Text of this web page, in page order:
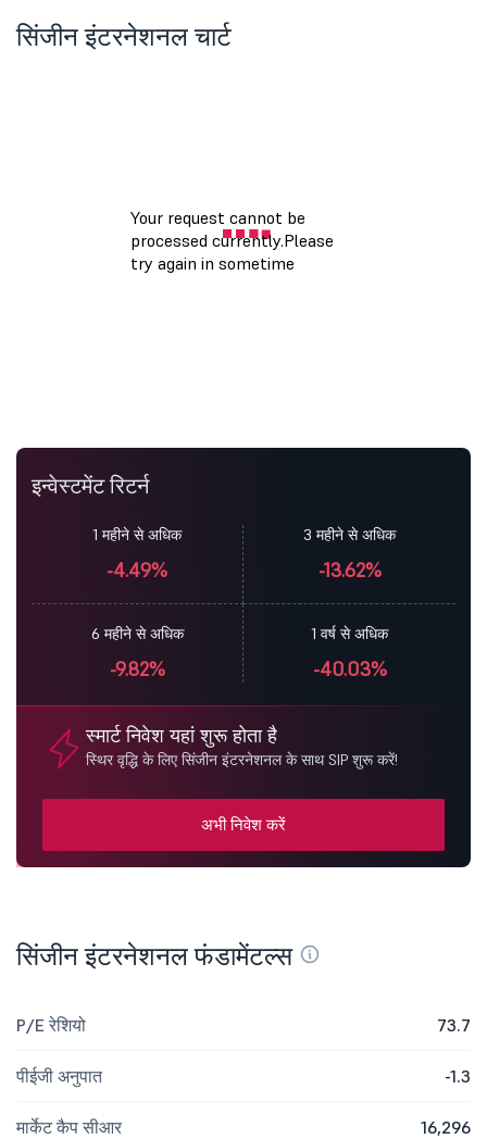
सिंजीन इंटरनेशनल चार्ट
इन्वेस्टमेंट रिटर्न
1 महीने से अधिक
-4.49%
3 महीने से अधिक
-13.62%
6 महीने से अधिक
-9.82%
1 वर्ष से अधिक
-40.03%
स्मार्ट निवेश यहां शुरू होता है
स्थिर वृद्धि के लिए सिंजीन इंटरनेशनल के साथ SIP शुरू करें!
अभी निवेश करें
सिंजीन इंटरनेशनल फंडामेंटल्स
P/E रेशियो 73.7
पीईजी अनुपात -1.3
मार्केट कैप सीआर 16,296